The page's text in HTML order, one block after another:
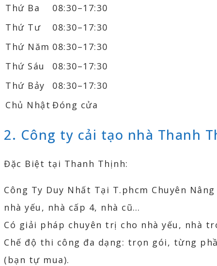
Thứ Ba
08:30–17:30
Thứ Tư
08:30–17:30
Thứ Năm 08:30–17:30
Thứ Sáu
08:30–17:30
Thứ Bảy
08:30–17:30
Chủ Nhật Đóng cửa
2. Công ty cải tạo nhà Thanh
Đặc Biệt tại Thanh Thịnh:
Công Ty Duy Nhất Tại T.phcm Chuyên
nhà yếu, nhà cấp 4, nhà cũ…
Có giải pháp chuyên trị cho nhà yếu, nhà
Chế độ thi công đa dạng: trọn gói, từng
(bạn tự mua).